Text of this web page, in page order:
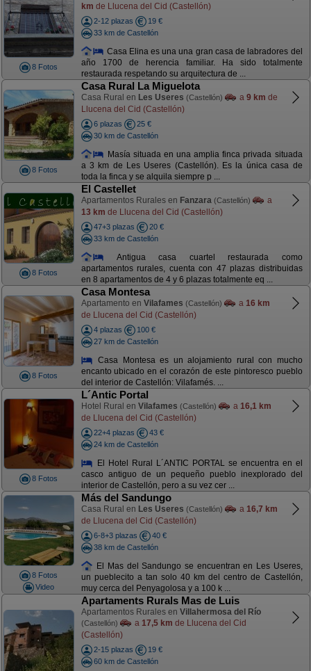
8 Fotos
km de Llucena del Cid (Castellón)
2-12 plazas
19 €
33 km de Castellón
Casa Elina es una una gran casa de labradores del
año 1700 de herencia familiar. Ha sido totalmente
restaurada respetando su arquitectura de ...
8 Fotos
Casa Rural La Miguelota
Casa Rural en Les Useres (Castellón) a 9 km de
Llucena del Cid (Castellón)
6 plazas
25 €
30 km de Castellón
Masía situada en una amplia finca privada situada
a 3 km de Les Useres (Castellón). Es la única casa de
toda la finca y se alquila siempre p ...
8 Fotos
El Castellet
Apartamentos Rurales en Fanzara (Castellón)
a
13 km de Llucena del Cid (Castellón)
47+3 plazas
20 €
33 km de Castellón
Antigua casa cuartel restaurada como
apartamentos rurales, cuenta con 47 plazas distribuidas
en 8 apartamentos de 4 y 6 plazas totalmente eq ...
8 Fotos
Casa Montesa
Apartamento en Vilafames (Castellón) a 16 km
de Llucena del Cid (Castellón)
4 plazas
100 €
27 km de Castellón
Casa Montesa es un alojamiento rural con mucho
encanto ubicado en el corazón de este pintoresco pueblo
del interior de Castellón: Vilafamés. ...
8 Fotos
L´Antic Portal
Hotel Rural en Vilafames (Castellón) a 16,1 km
de Llucena del Cid (Castellón)
22+4 plazas
43 €
24 km de Castellón
El Hotel Rural L´ANTIC PORTAL se encuentra en el
casco antiguo de un pequeño pueblo inexplorado del
interior de Castellón, pero a su vez cer ...
8 Fotos
Video
Más del Sandungo
Casa Rural en Les Useres (Castellón) a 16,7 km
de Llucena del Cid (Castellón)
6-8+3 plazas
40 €
38 km de Castellón
El Mas del Sandungo se encuentran en Les Useres,
un pueblecito a tan solo 40 km del centro de Castellón,
muy cerca del Penyagolosa y a 100 k ...
Apartaments Rurals Mas de Luis
Apartamentos Rurales en Villahermosa del Río
(Castellón) a 17,5 km de Llucena del Cid
(Castellón)
2-15 plazas
19 €
60 km de Castellón